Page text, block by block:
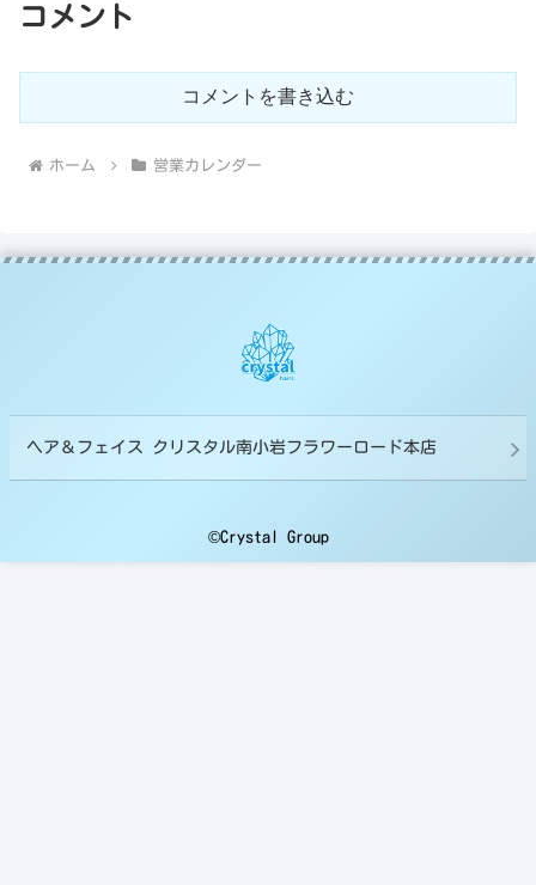
コメント
コメントを書き込む
ホーム 営業カレンダー
ヘア＆フェイス クリスタル南小岩フラワーロード本店
©Crystal Group